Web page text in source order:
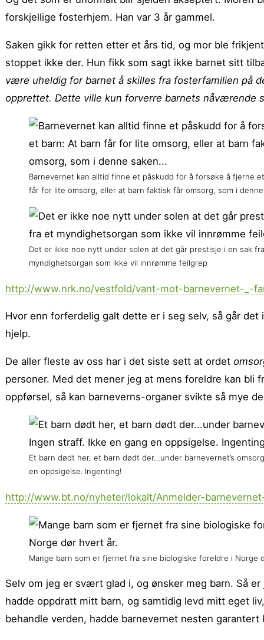
forskjellige fosterhjem. Han var 3 år gammel.
Saken gikk for retten etter et års tid, og mor ble
stoppet ikke der. Hun fikk som sagt ikke barnet sitt
være uheldig for barnet å skilles fra fosterfamilien på
opprettet. Dette ville kun forverre barnets nåværende
Barnevernet kan alltid finne et påskudd for å forsøke å fjerne
får for lite omsorg, eller at barn faktisk får omsorg, som i
Det er ikke noe nytt under solen at det går prestisje i en sak
myndighetsorgan som ikke vil innrømme feilgrep
http://www.nrk.no/vestfold/vant-mot-barnevernet-_-
Hvor enn forferdelig galt dette er i seg selv, så går
hjelp.
De aller fleste av oss har i det siste sett at ordet
personer. Med det mener jeg at mens foreldre kan bli
oppførsel, så kan barneverns-organer svikte så mye
Et barn dødt her, et barn dødt der…under barnevernet’s
en oppsigelse. Ingenting!
http://www.bt.no/nyheter/lokalt/Anmelder-
Mange barn som er fjernet fra sine biologiske foreldre i Norge
Selv om jeg er svært glad i, og ønsker meg barn. Så
hadde oppdratt mitt barn, og samtidig levd mitt eget
behandle verden, hadde barnevernet nesten